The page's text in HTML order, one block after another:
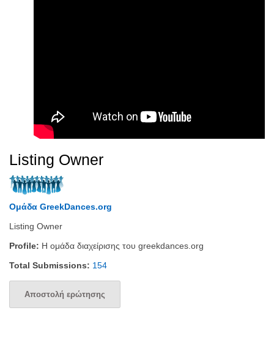
Listing Owner
Ομάδα GreekDances.org
Listing Owner
Profile: Η ομάδα διαχείρισης του greekdances.org
Total Submissions: 154
Αποστολή ερώτησης